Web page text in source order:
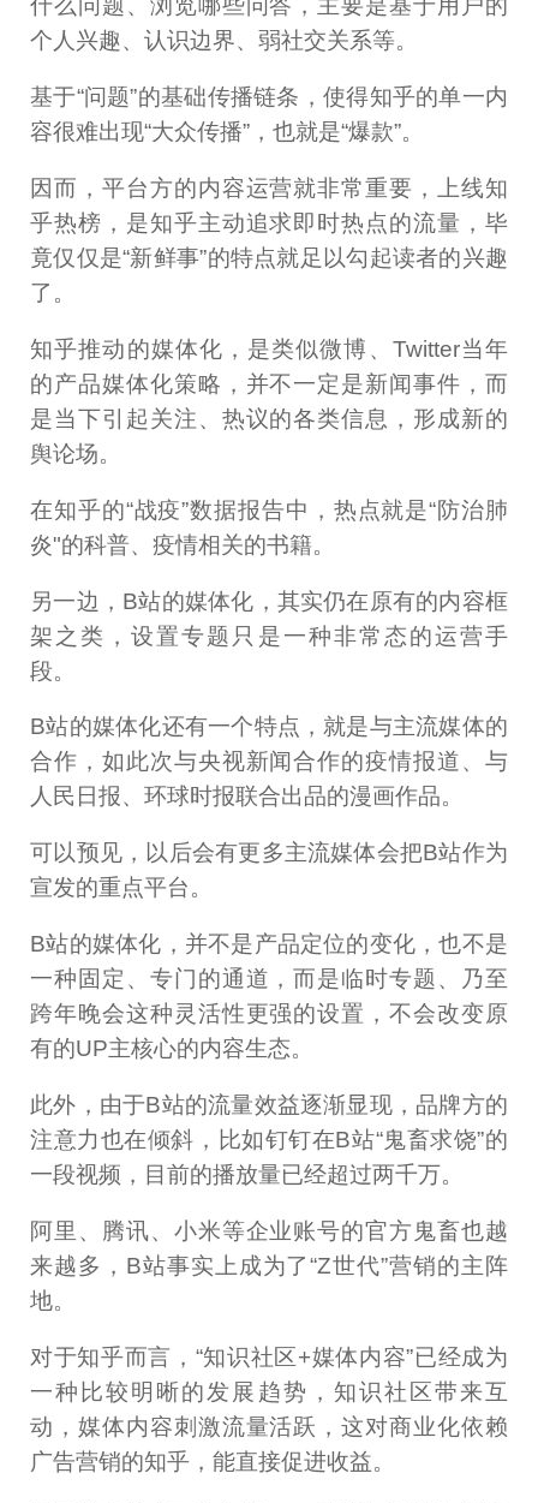
什么问题、浏览哪些问答，主要是基于用户的
个人兴趣、认识边界、弱社交关系等。
基于“问题”的基础传播链条，使得知乎的单一内
容很难出现“大众传播”，也就是“爆款”。
因而，平台方的内容运营就非常重要，上线知
乎热榜，是知乎主动追求即时热点的流量，毕
竟仅仅是“新鲜事”的特点就足以勾起读者的兴趣
了。
知乎推动的媒体化，是类似微博、Twitter当年
的产品媒体化策略，并不一定是新闻事件，而
是当下引起关注、热议的各类信息，形成新的
舆论场。
在知乎的“战疫”数据报告中，热点就是“防治肺
炎"的科普、疫情相关的书籍。
另一边，B站的媒体化，其实仍在原有的内容框
架之类，设置专题只是一种非常态的运营手
段。
B站的媒体化还有一个特点，就是与主流媒体的
合作，如此次与央视新闻合作的疫情报道、与
人民日报、环球时报联合出品的漫画作品。
可以预见，以后会有更多主流媒体会把B站作为
宣发的重点平台。
B站的媒体化，并不是产品定位的变化，也不是
一种固定、专门的通道，而是临时专题、乃至
跨年晚会这种灵活性更强的设置，不会改变原
有的UP主核心的内容生态。
此外，由于B站的流量效益逐渐显现，品牌方的
注意力也在倾斜，比如钉钉在B站“鬼畜求饶”的
一段视频，目前的播放量已经超过两千万。
阿里、腾讯、小米等企业账号的官方鬼畜也越
来越多，B站事实上成为了“Z世代”营销的主阵
地。
对于知乎而言，“知识社区+媒体内容”已经成为
一种比较明晰的发展趋势，知识社区带来互
动，媒体内容刺激流量活跃，这对商业化依赖
广告营销的知乎，能直接促进收益。